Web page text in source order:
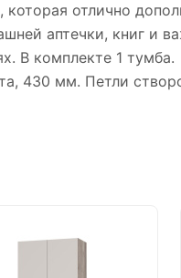
отлично
аптечки, книг и
В комплекте 1 тумба.
430 мм. Петли